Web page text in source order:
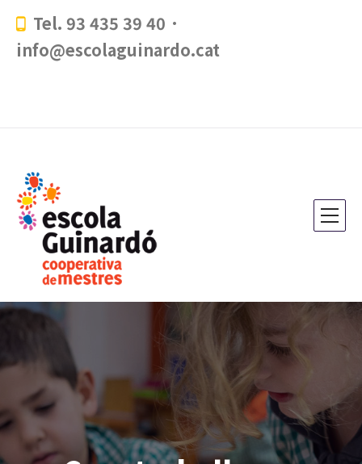
Tel. 93 435 39 40 ·
info@escolaguinardo.cat